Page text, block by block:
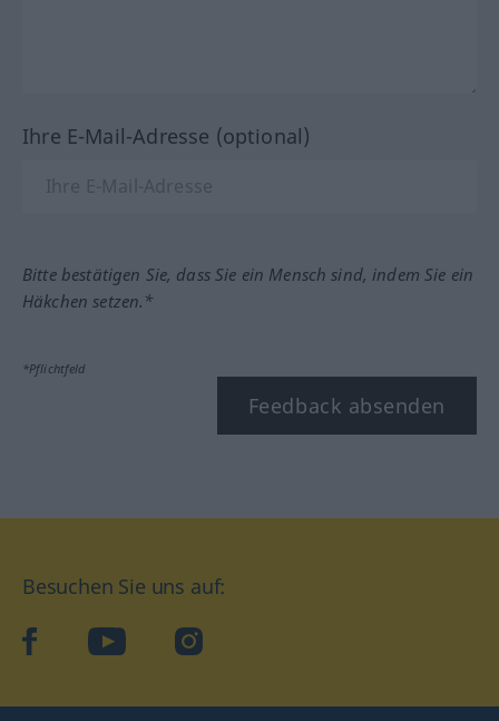
Ihre E-Mail-Adresse (optional)
Bitte bestätigen Sie, dass Sie ein Mensch sind, indem Sie ein
Häkchen setzen.*
*Pflichtfeld
Feedback absenden
Besuchen Sie uns auf:
facebookYouTube Instagram